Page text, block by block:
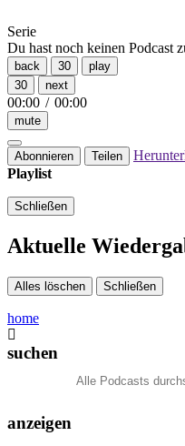
Serie
Du hast noch keinen Podcast
back 30
play
30
next
00:00 / 00:00
mute
Abonnieren Teilen
Playlist
Schließen
Aktuelle
Alles löschen Schließen
home
suchen
anzeigen